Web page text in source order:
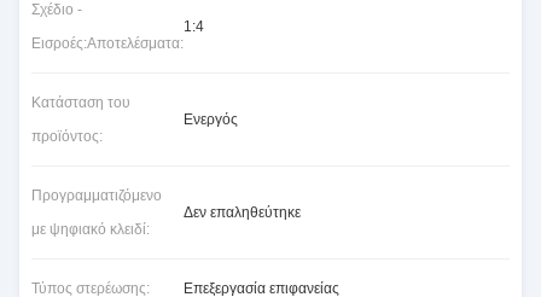
Σχέδιο -
Εισροές:Αποτελέσματα:
1:4
Κατάσταση του
προϊόντος:
Ενεργός
Προγραμματιζόμενο
με ψηφιακό κλειδί:
Δεν επαληθεύτηκε
Τύπος στερέωσης: Επεξεργασία επιφανείας